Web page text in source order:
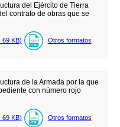
del Ejército de Tierra
contrato de obras que se
69 KB) Otros formatos
de la Armada por la que
con número rojo
69 KB) Otros formatos